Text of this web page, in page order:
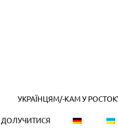
УКРАЇНЦЯМ/-КАМ У
ДОЛУЧИТИСЯ